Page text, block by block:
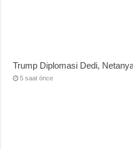
Trump Diplomasi Dedi,
5 saat önce